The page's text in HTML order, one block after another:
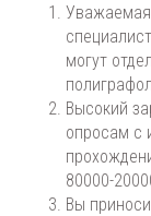
могут
Высокий
опросам с
80000-
Вы